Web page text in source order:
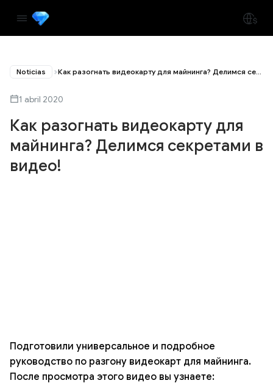
Noticias Как разогнать видеокарту для майнинга? Делимся секретами в видео!
1 abril 2020
Как разогнать видеокарту для
майнинга? Делимся секретами в
видео!
Подготовили универсальное и подробное
руководство по разгону видеокарт для майнинга.
После просмотра этого видео вы узнаете: